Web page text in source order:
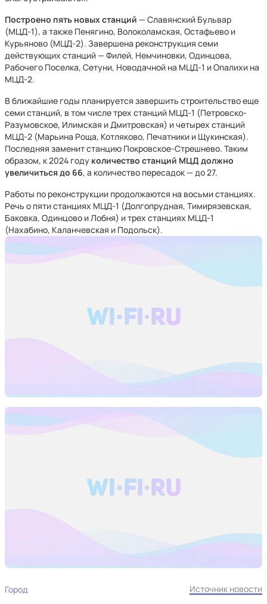
Построено пять новых станций — Славянский Бульвар
(МЦД-1), а также Пенягино, Волоколамская, Остафьево и
Курьяново (МЦД-2). Завершена реконструкция семи
действующих станций — Филей, Немчиновки, Одинцова,
Рабочего Поселка, Сетуни, Новодачной на МЦД-1 и Опалихи на
МЦД-2.
В ближайшие годы планируется завершить строительство еще
семи станций, в том числе трех станций МЦД-1 (Петровско-
Разумовское, Илимская и Дмитровская) и четырех станций
МЦД-2 (Марьина Роща, Котляково, Печатники и Щукинская).
Последняя заменит станцию Покровское-Стрешнево. Таким
образом, к 2024 году количество станций МЦД должно
увеличиться до 66, а количество пересадок — до 27.
Работы по реконструкции продолжаются на восьми станциях.
Речь о пяти станциях МЦД-1 (Долгопрудная, Тимирязевская,
Баковка, Одинцово и Лобня) и трех станциях МЦД-1
(Нахабино, Каланчевская и Подольск).
Город Источник новости